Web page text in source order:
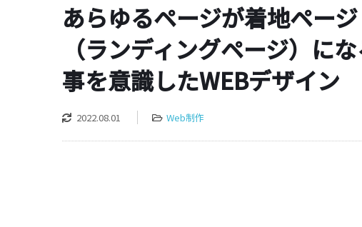
あらゆるページが着地ページ
（ランディングページ）に
事を意識したWEBデザイン
2022.08.01 Web制作